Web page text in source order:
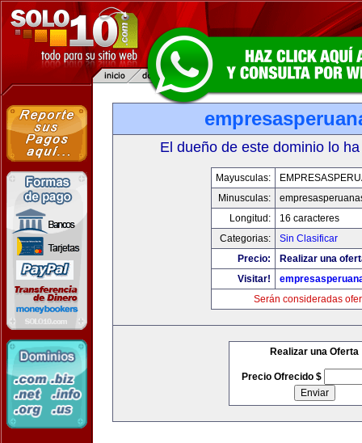
El dueño de este dominio lo
Mayusculas:
Minusculas:
Longitud:
16 caracteres
Categorias:
Sin Clasificar
Precio:
Realizar una
Visitar!
Serán consideradas
Realizar una Oferta
Precio Ofrecido $